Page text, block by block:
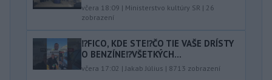
včera 18:09 | Ministerstvo kultúry SR | 26
zobrazení
⁉️FICO, KDE STE⁉️ČO TIE VAŠE DRÍSTY
O BENZÍNE⁉️VŠETKÝCH...
včera 17:02 |Jakab Július | 8713 zobrazení